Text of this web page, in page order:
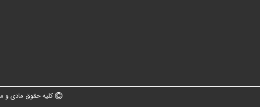
کلیه حقوق مادی و